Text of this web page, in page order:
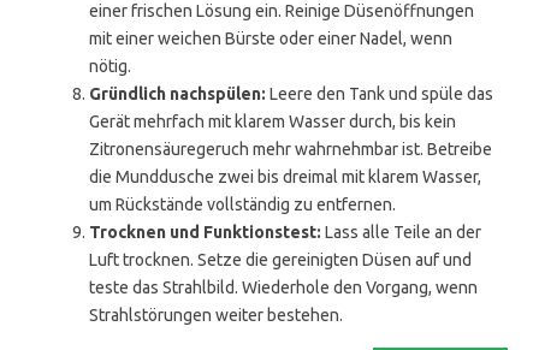
einer frischen Lösung ein. Reinige Düsenöffnungen
mit einer weichen Bürste oder einer Nadel, wenn
nötig.
Gründlich nachspülen: Leere den Tank und spüle das
Gerät mehrfach mit klarem Wasser durch, bis kein
Zitronensäuregeruch mehr wahrnehmbar ist. Betreibe
die Munddusche zwei bis dreimal mit klarem Wasser,
um Rückstände vollständig zu entfernen.
Trocknen und Funktionstest: Lass alle Teile an der
Luft trocknen. Setze die gereinigten Düsen auf und
teste das Strahlbild. Wiederhole den Vorgang, wenn
Strahlstörungen weiter bestehen.